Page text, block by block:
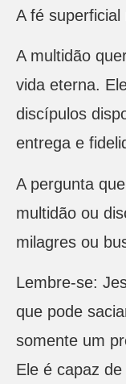
A fé superficial
A multidão
vida eterna.
discípulos
entrega e
A pergunta
multidão ou
milagres ou
Lembre-se:
que pode
somente um
Ele é capaz